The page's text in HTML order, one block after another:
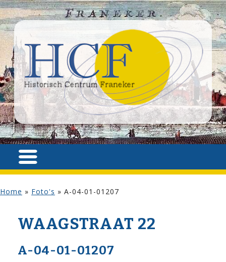
Home » Foto's » A-04-01-01207
WAAG­STRAAT 22
A-04-01-01207